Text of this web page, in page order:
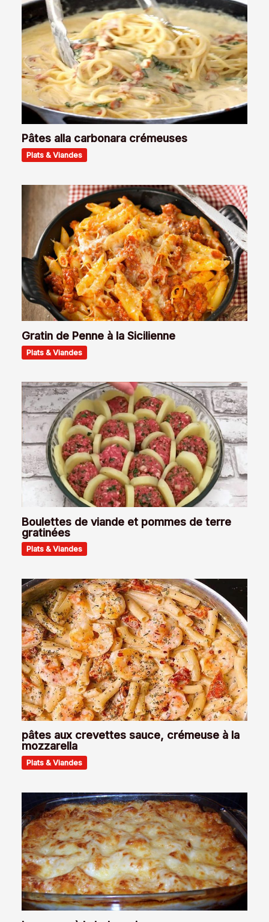
Pâtes alla carbonara crémeuses
Plats & Viandes
Gratin de Penne à la Sicilienne
Plats & Viandes
Boulettes de viande et pommes de terre
gratinées
Plats & Viandes
pâtes aux crevettes sauce, crémeuse à la
mozzarella
Plats & Viandes